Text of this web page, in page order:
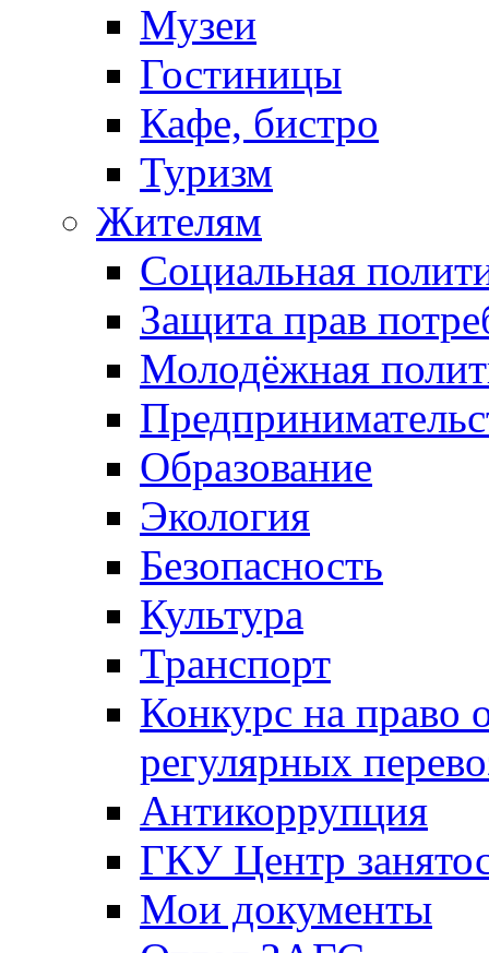
Музеи
Гостиницы
Кафе, бистро
Туризм
Жителям
Социальная
Защита прав
Молодёжная
Образование
Экология
Безопасность
Культура
Транспорт
Конкурс на право
регулярных
Антикоррупция
ГКУ Центр
Мои документы